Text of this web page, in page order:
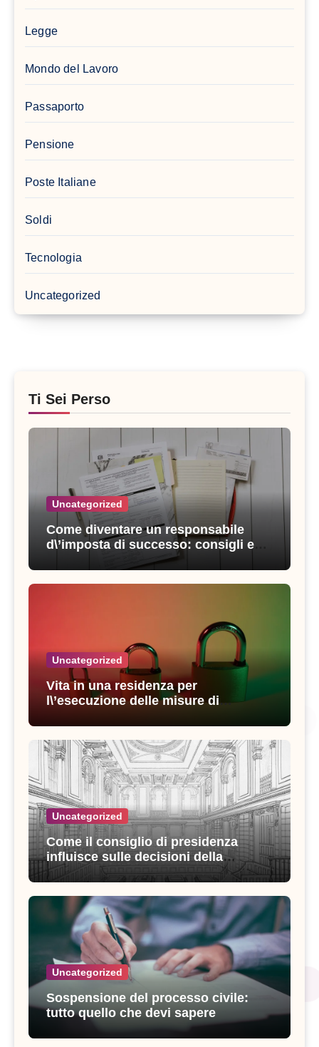
Legge
Mondo del Lavoro
Passaporto
Pensione
Poste Italiane
Soldi
Tecnologia
Uncategorized
Ti Sei Perso
Uncategorized
Come diventare un responsabile
d\’imposta di successo: consigli e
strategie vincenti
Uncategorized
Vita in una residenza per
l\’esecuzione delle misure di
Uncategorized
Come il consiglio di presidenza
influisce sulle decisioni della
giustizia amministrativa
Uncategorized
Sospensione del processo civile:
tutto quello che devi sapere